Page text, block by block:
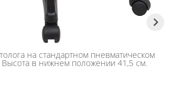
на стандартном пневматическом
в нижнем положении 41,5 см.